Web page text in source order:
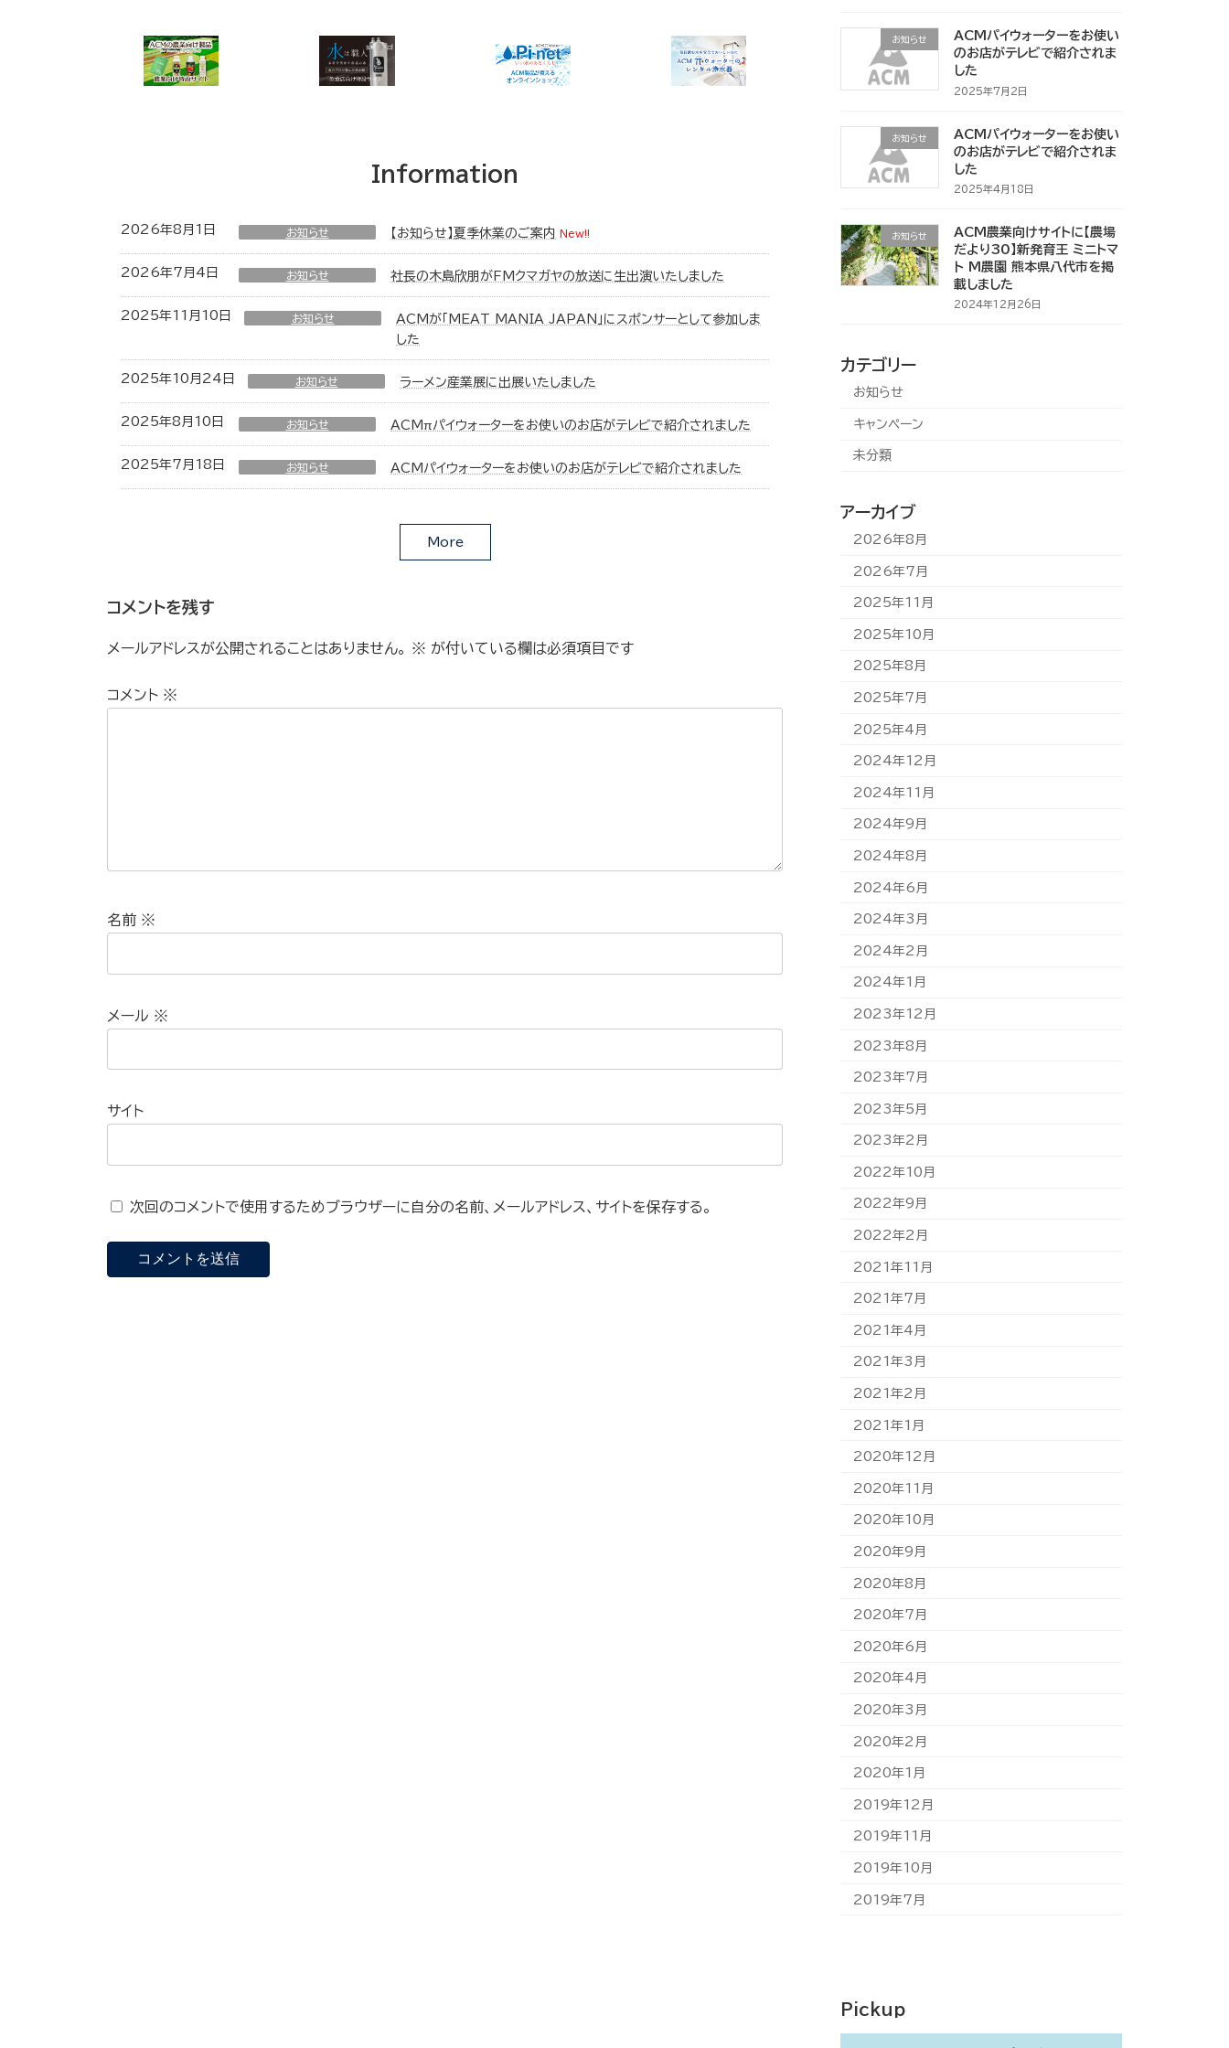
Information
2026年8月1日 お知らせ 【お知らせ】夏季休業のご案内 New!!
2026年7月4日 お知らせ 社長の木島欣朋がFMクマガヤの放送に生出演いたしました
2025年11月10日 お知らせ
ACMが「MEAT MANIA JAPAN」にスポンサーとして参加しま
した
2025年10月24日 お知らせ ラーメン産業展に出展いたしました
2025年8月10日 お知らせ ACMπパイウォーターをお使いのお店がテレビで紹介されました
2025年7月18日 お知らせ ACMパイウォーターをお使いのお店がテレビで紹介されました
More
コメントを残す
メールアドレスが公開されることはありません。 ※ が付いている欄は必須項目です
コメント ※
名前 ※
メール ※
サイト
次回のコメントで使用するためブラウザーに自分の名前、メールアドレス、サイトを保存する。
お知らせ
ACMパイウォーターをお使い
のお店がテレビで紹介されま
した
2025年7月2日
お知らせ
ACMパイウォーターをお使い
のお店がテレビで紹介されま
した
2025年4月18日
お知らせ
ACM農業向けサイトに【農場
だより30】新発育王 ミニトマ
ト M農園 熊本県八代市を掲
載しました
2024年12月26日
カテゴリー
お知らせ
キャンペーン
未分類
アーカイブ
2026年8月
2026年7月
2025年11月
2025年10月
2025年8月
2025年7月
2025年4月
2024年12月
2024年11月
2024年9月
2024年8月
2024年6月
2024年3月
2024年2月
2024年1月
2023年12月
2023年8月
2023年7月
2023年5月
2023年2月
2022年10月
2022年9月
2022年2月
2021年11月
2021年7月
2021年4月
2021年3月
2021年2月
2021年1月
2020年12月
2020年11月
2020年10月
2020年9月
2020年8月
2020年7月
2020年6月
2020年4月
2020年3月
2020年2月
2020年1月
2019年12月
2019年11月
2019年10月
2019年7月
Pickup